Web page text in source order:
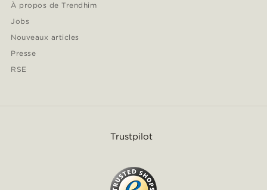
À propos de Trendhim
Jobs
Nouveaux articles
Presse
RSE
Trustpilot